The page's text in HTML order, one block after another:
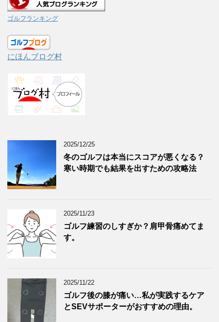
ゴルフランキング
にほんブログ村
2025/12/25
冬のゴルフは本当にスコアが悪くなる？
寒い時期でも結果を出すための攻略法
2025/11/23
ゴルフ練習のしすぎか？肩甲骨痛めてま
す。
2025/11/22
ゴルフ後の膝が痛い…私が実践するケア
とSEVサポーターがおすすめの理由。